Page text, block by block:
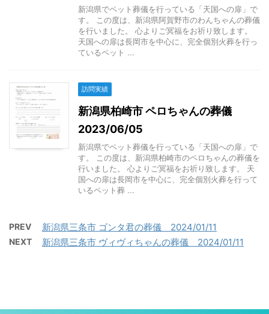
新潟県でペット葬儀を行っている「天国への扉」で
す。 この度は、新潟県阿賀野市のわんちゃんの葬儀
を行いました。 心よりご冥福をお祈り致します。
天国への扉は長岡市を中心に、完全個別火葬を行っ
ているペット ...
訪問実績
新潟県柏崎市 ペロちゃんの葬儀
2023/06/05
新潟県でペット葬儀を行っている「天国への扉」で
す。 この度は、新潟県柏崎市のペロちゃんの葬儀を
行いました。 心よりご冥福をお祈り致します。 天
国への扉は長岡市を中心に、完全個別火葬を行って
いるペット葬 ...
PREV 新潟県三条市 ゴンタ君の葬儀 2024/01/11
NEXT 新潟県三条市 ヴィヴィちゃんの葬儀 2024/01/11